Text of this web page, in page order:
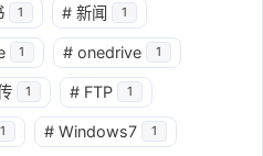
1 # 新闻 1
1 # onedrive 1
1 # FTP 1
1 # Windows7 1